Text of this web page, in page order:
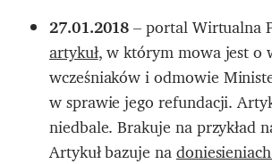
27.01.2018– portal Wirtualna
artykuł, w którym mowa jest o
wcześniaków i odmowie
w sprawie jego refundacji.
niedbale. Brakuje na przykład
Artykuł bazuje na